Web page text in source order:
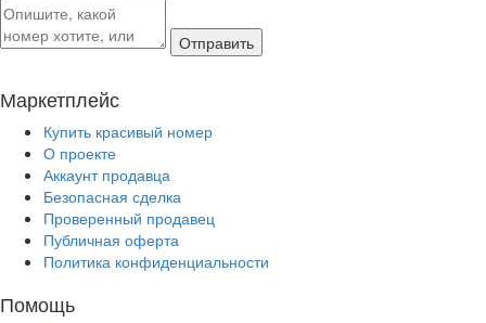
Отправить
Маркетплейс
Купить красивый номер
О проекте
Аккаунт продавца
Безопасная сделка
Проверенный продавец
Публичная оферта
Политика конфиденциальности
Помощь